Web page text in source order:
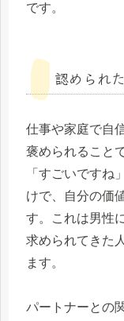
です。
認められ
仕事や家庭で自
褒められること
「すごいですね
けで、自分の価
す。これは男性
求められてきた
ます。
パートナーとの